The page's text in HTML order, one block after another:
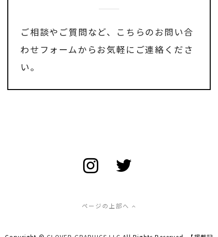
ご相談やご質問など、
こちらのお問い合
わせフォームからお気軽にご連絡くださ
い。
ページの上部へ